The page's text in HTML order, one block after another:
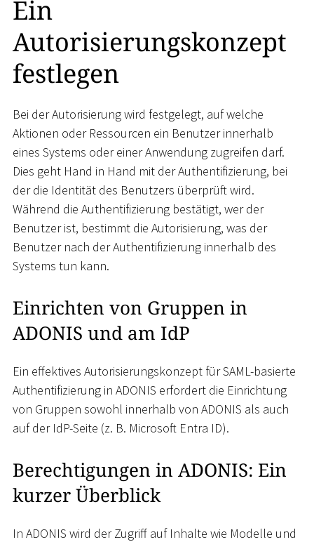
Ein
Autorisierungskonzept
festlegen
Bei der Autorisierung wird festgelegt, auf welche
Aktionen oder Ressourcen ein Benutzer innerhalb
eines Systems oder einer Anwendung zugreifen darf.
Dies geht Hand in Hand mit der Authentifizierung, bei
der die Identität des Benutzers überprüft wird.
Während die Authentifizierung bestätigt, wer der
Benutzer ist, bestimmt die Autorisierung, was der
Benutzer nach der Authentifizierung innerhalb des
Systems tun kann.
Einrichten von Gruppen in
ADONIS und am IdP
Ein effektives Autorisierungskonzept für SAML-basierte
Authentifizierung in ADONIS erfordert die Einrichtung
von Gruppen sowohl innerhalb von ADONIS als auch
auf der IdP-Seite (z. B. Microsoft Entra ID).
Berechtigungen in ADONIS: Ein
kurzer Überblick
In ADONIS wird der Zugriff auf Inhalte wie Modelle und